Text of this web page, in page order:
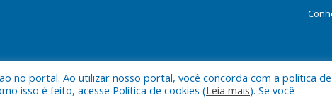
Jacundá. Mapa do Site
no portal. Ao utilizar nosso portal, você concorda com a política de
isso é feito, acesse Política de cookies (Leia mais). Se você